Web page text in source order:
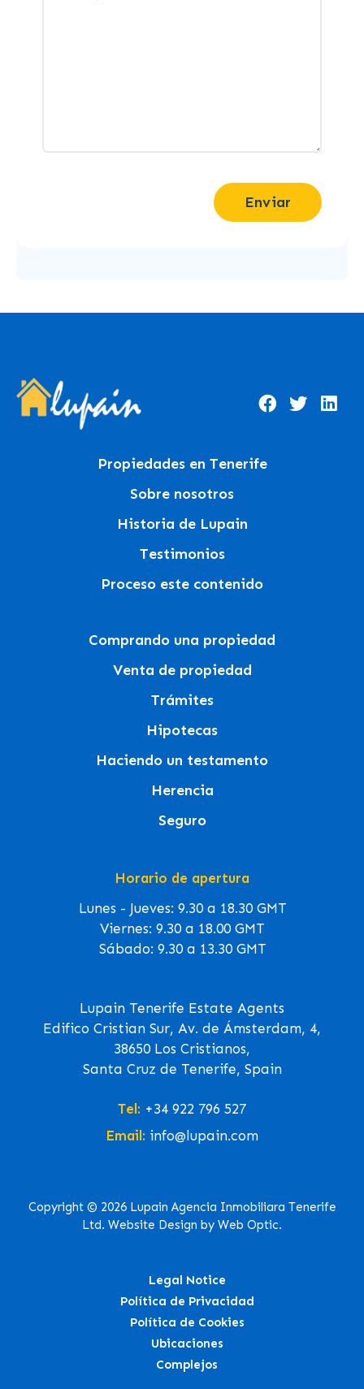
Enviar
Propiedades en Tenerife
Sobre nosotros
Historia de Lupain
Testimonios
Proceso este contenido
Comprando una propiedad
Venta de propiedad
Trámites
Hipotecas
Haciendo un testamento
Herencia
Seguro
Horario de apertura
Lunes - Jueves: 9.30 a 18.30 GMT
Viernes: 9.30 a 18.00 GMT
Sábado: 9.30 a 13.30 GMT
Lupain Tenerife Estate Agents
Edifico Cristian Sur, Av. de Ámsterdam, 4,
38650 Los Cristianos,
Santa Cruz de Tenerife, Spain
Tel: +34 922 796 527
Email: info@lupain.com
Copyright © 2026 Lupain Agencia Inmobiliara Tenerife
Ltd. Website Design by Web Optic.
Legal Notice
Política de Privacidad
Política de Cookies
Ubicaciones
Complejos